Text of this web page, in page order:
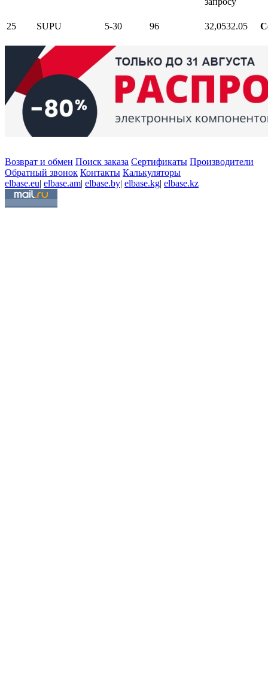
25 SUPU 5-30 96 32,0532.05
Возврат и обмен Поиск заказа Сертификаты Производители
Обратный звонок Контакты Калькуляторы
elbase.eu| elbase.am| elbase.by| elbase.kg| elbase.kz